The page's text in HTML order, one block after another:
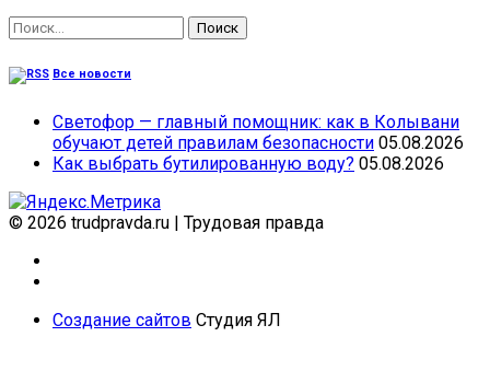
Найти:
Все новости
Светофор — главный помощник: как в Колывани
обучают детей правилам безопасности 05.08.2026
Как выбрать бутилированную воду? 05.08.2026
© 2026 trudpravda.ru | Трудовая правда
Создание сайтов Студия ЯЛ